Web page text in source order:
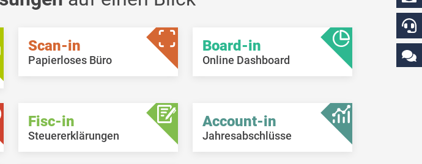
Scan-in
Papierloses Büro
Board-in
Online Dashboard
Fisc-in
Steuererklärungen
Account-in
Jahresabschlüsse